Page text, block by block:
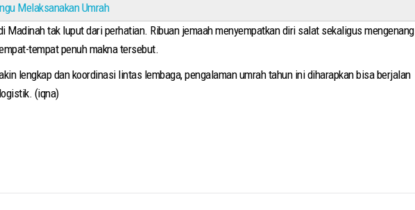
Melaksanakan Umrah
Madinah tak luput dari perhatian. Ribuan jemaah menyempatkan diri salat sekaligus mengenang
tempat penuh makna tersebut.
lengkap dan koordinasi lintas lembaga, pengalaman umrah tahun ini diharapkan bisa berjalan
(iqna)